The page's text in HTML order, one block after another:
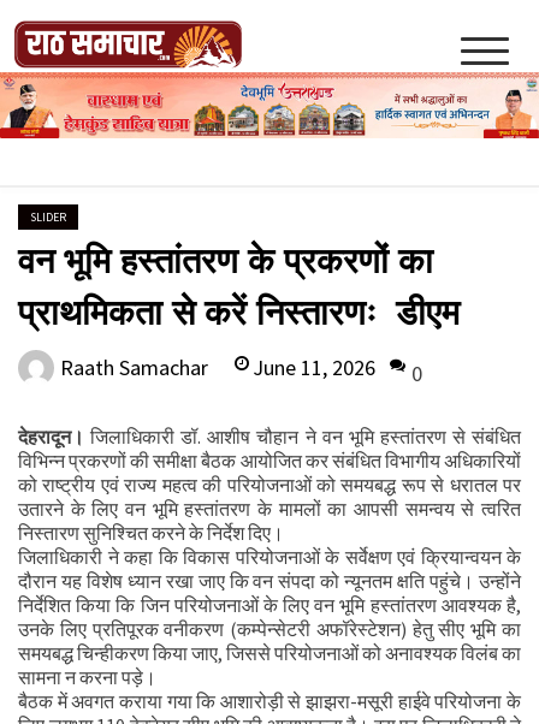
content
Raath Samachar
SLIDER
वन भूमि हस्तांतरण के प्रकरणों का
प्राथमिकता से करें निस्तारणः डीएम
Raath Samachar June 11, 2026 0
देहरादून। जिलाधिकारी डॉ. आशीष चौहान ने वन भूमि हस्तांतरण से संबंधित
विभिन्न प्रकरणों की समीक्षा बैठक आयोजित कर संबंधित विभागीय अधिकारियों
को राष्ट्रीय एवं राज्य महत्व की परियोजनाओं को समयबद्ध रूप से धरातल पर
उतारने के लिए वन भूमि हस्तांतरण के मामलों का आपसी समन्वय से त्वरित
निस्तारण सुनिश्चित करने के निर्देश दिए।
जिलाधिकारी ने कहा कि विकास परियोजनाओं के सर्वेक्षण एवं क्रियान्वयन के
दौरान यह विशेष ध्यान रखा जाए कि वन संपदा को न्यूनतम क्षति पहुंचे। उन्होंने
निर्देशित किया कि जिन परियोजनाओं के लिए वन भूमि हस्तांतरण आवश्यक है,
उनके लिए प्रतिपूरक वनीकरण (कम्पेन्सेटरी अफॉरेस्टेशन) हेतु सीए भूमि का
समयबद्ध चिन्हीकरण किया जाए, जिससे परियोजनाओं को अनावश्यक विलंब का
सामना न करना पड़े।
बैठक में अवगत कराया गया कि आशारोड़ी से झाझरा-मसूरी हाईवे परियोजना के